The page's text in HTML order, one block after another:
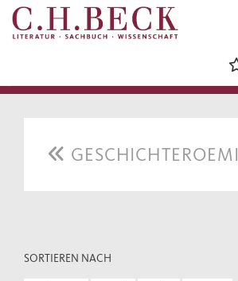
GESCHICHTEROEMI
SORTIEREN NACH